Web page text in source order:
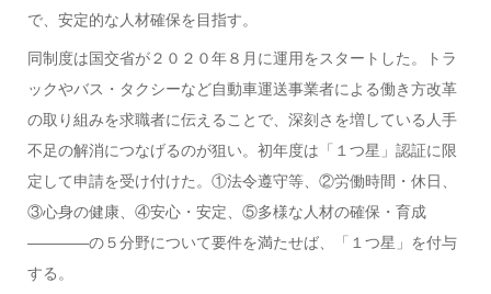
で、安定的な人材確保を目指す。
同制度は国交省が２０２０年８月に運用をスタートした。トラ
ックやバス・タクシーなど自動車運送事業者による働き方改革
の取り組みを求職者に伝えることで、深刻さを増している人手
不足の解消につなげるのが狙い。初年度は「１つ星」認証に限
定して申請を受け付けた。①法令遵守等、②労働時間・休日、
③心身の健康、④安心・安定、⑤多様な人材の確保・育成
————の５分野について要件を満たせば、「１つ星」を付与
する。